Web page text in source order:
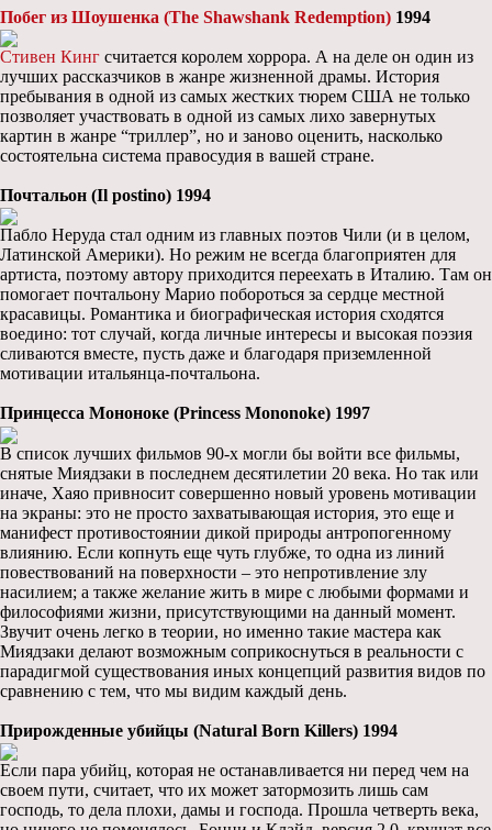
Побег из Шоушенка (The Shawshank Redemption) 1994
Стивен Кинг считается королем хоррора. А на деле он один из
лучших рассказчиков в жанре жизненной драмы. История
пребывания в одной из самых жестких тюрем США не только
позволяет участвовать в одной из самых лихо завернутых
картин в жанре “триллер”, но и заново оценить, насколько
состоятельна система правосудия в вашей стране.
Почтальон (Il postino) 1994
Пабло Неруда стал одним из главных поэтов Чили (и в целом,
Латинской Америки). Но режим не всегда благоприятен для
артиста, поэтому автору приходится переехать в Италию. Там он
помогает почтальону Марио побороться за сердце местной
красавицы. Романтика и биографическая история сходятся
воедино: тот случай, когда личные интересы и высокая поэзия
сливаются вместе, пусть даже и благодаря приземленной
мотивации итальянца-почтальона.
Принцесса Мононоке (Princess Mononoke) 1997
В список лучших фильмов 90-х могли бы войти все фильмы,
снятые Миядзаки в последнем десятилетии 20 века. Но так или
иначе, Хаяо привносит совершенно новый уровень мотивации
на экраны: это не просто захватывающая история, это еще и
манифест противостоянии дикой природы антропогенному
влиянию. Если копнуть еще чуть глубже, то одна из линий
повествований на поверхности – это непротивление злу
насилием; а также желание жить в мире с любыми формами и
философиями жизни, присутствующими на данный момент.
Звучит очень легко в теории, но именно такие мастера как
Миядзаки делают возможным соприкоснуться в реальности с
парадигмой существования иных концепций развития видов по
сравнению с тем, что мы видим каждый день.
Прирожденные убийцы (Natural Born Killers) 1994
Если пара убийц, которая не останавливается ни перед чем на
своем пути, считает, что их может затормозить лишь сам
господь, то дела плохи, дамы и господа. Прошла четверть века,